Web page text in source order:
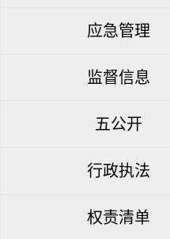
应急管理
监督信息
五公开
行政执法
权责清单